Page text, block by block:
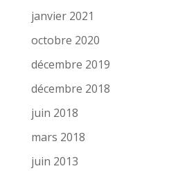
janvier 2021
octobre 2020
décembre 2019
décembre 2018
juin 2018
mars 2018
juin 2013